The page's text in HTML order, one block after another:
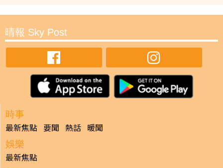
晴報 Sky Post
時事
最新焦點 要聞 熱話 暖聞
娛樂
最新焦點